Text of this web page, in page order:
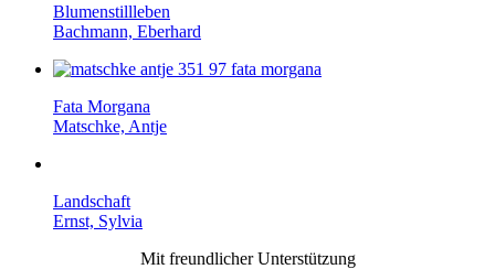
Blumen­stillleben
Bachmann, Eberhard
Fata Morgana
Matschke, Antje
Landschaft
Ernst, Sylvia
Mit freundlicher Unterstützung